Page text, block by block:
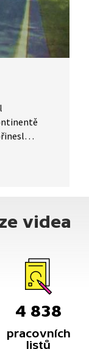
videa
4 838
pracovních
listů